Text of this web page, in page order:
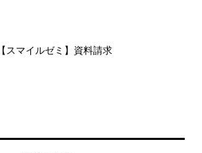
【スマイルゼミ】資料請求